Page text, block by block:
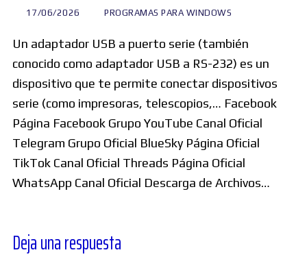
17/06/2026 PROGRAMAS PARA WINDOWS
Un adaptador USB a puerto serie (también
conocido como adaptador USB a RS-232) es un
dispositivo que te permite conectar dispositivos
serie (como impresoras, telescopios,… Facebook
Página Facebook Grupo YouTube Canal Oficial
Telegram Grupo Oficial BlueSky Página Oficial
TikTok Canal Oficial Threads Página Oficial
WhatsApp Canal Oficial Descarga de Archivos…
Deja una respuesta